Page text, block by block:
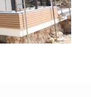
1 2 3